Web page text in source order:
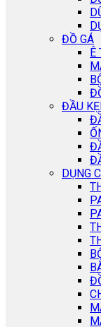
ĐỒ GÁ
Ê
ĐẦU
DỤNG